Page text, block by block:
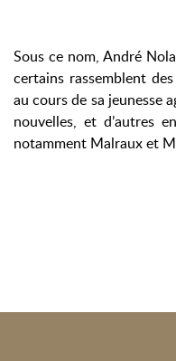
Sous ce nom, André
certains rassemblent
au cours de sa jeunesse
nouvelles, et d’autres
notamment Malraux et